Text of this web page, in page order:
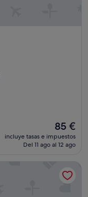
El
precio
actual
de
85 €
85 €
incluye tasas e impuestos
Del 11 ago al 12 ago